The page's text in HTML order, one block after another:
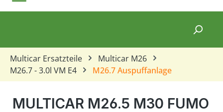
Multicar Ersatzteile
Multicar M26
M26.7 - 3.0l VM E4
M26.7 Auspuffanlage
MULTICAR M26.5 M30 FUMO